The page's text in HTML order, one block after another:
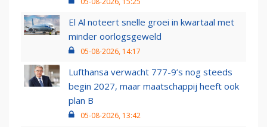
El Al noteert snelle groei in kwartaal met
minder oorlogsgeweld
05-08-2026, 14:17
Lufthansa verwacht 777-9’s nog steeds
begin 2027, maar maatschappij heeft ook
plan B
05-08-2026, 13:42